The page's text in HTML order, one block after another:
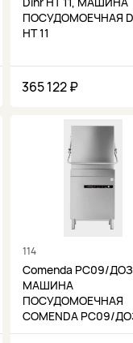
ПОСУДОМОЕЧНАЯ
HT 11
365 122 ₽
114
Comenda PC09/
МАШИНА
ПОСУДОМОЕЧНАЯ
COMENDA PC09/